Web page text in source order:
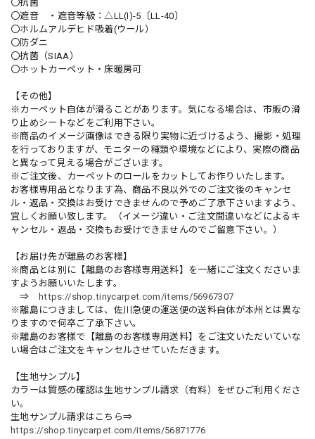
〇抗菌
〇遮音 ・遮音等級：△LL(I)-5〔LL-40〕
〇ホルムアルデヒド吸着(ウール）
〇防ダニ
〇抗菌（SIAA）
〇ホットカーペット・床暖房可
【その他】
※カーペット自体が滑ることがあります。気になる場合は、市販の滑
り止めシートなどをご利用下さい。
※商品のイメージ画像はできる限り実物に近づけるよう、撮影・処理
を行っておりますが、モニターの種類や環境などにより、実際の商品
と異なって見える場合がございます。
※ご注文後、カーペットのロールをカットしてお作りいたします。
お客様専用品となります為、商品不良以外でのご注文後のキャンセ
ル・返品・交換はお受けできませんので予めご了承下さいますよう、
宜しくお願い致します。（イメージ違い・ご注文間違いなどによるキ
ャンセル・返品・交換もお受けできませんのでご留意下さい。）
【お届け先が離島のお客様】
※商品とは別に【離島のお客様専用送料】を一緒にご注文くださいま
すようお願いいたします。
⇒
https://shop.tinycarpet.com/items/56967307
※離島につきましては、佐川急便の運送便の送料自体が本州とは異な
りますので何卒ご了承下さい。
※離島のお客様で【離島のお客様専用送料】をご注文いただいていな
い場合はご注文をキャンセルさせていただきます。
【生地サンプル】
カラーは質感の確認は生地サンプル請求（有料）をぜひご利用くださ
い。
生地サンプル請求はこちら⇒
https://shop.tinycarpet.com/items/56871776